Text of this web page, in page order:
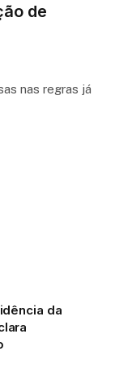
de
nas regras já
da